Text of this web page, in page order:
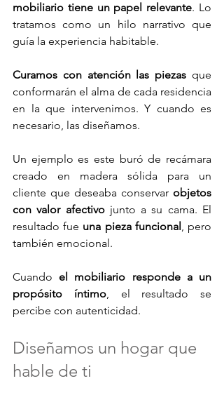
mobiliario tiene un papel relevante. Lo
tratamos como un hilo narrativo que
guía la experiencia habitable.
Curamos con atención las piezas que
conformarán el alma de cada residencia
en la que intervenimos. Y cuando es
necesario, las diseñamos.
Un ejemplo es este buró de recámara
creado en madera sólida para un
cliente que deseaba conservar objetos
con valor afectivo junto a su cama. El
resultado fue una pieza funcional, pero
también emocional.
Cuando el mobiliario responde a un
propósito íntimo, el resultado se
percibe con autenticidad.
Diseñamos un hogar que
hable de ti